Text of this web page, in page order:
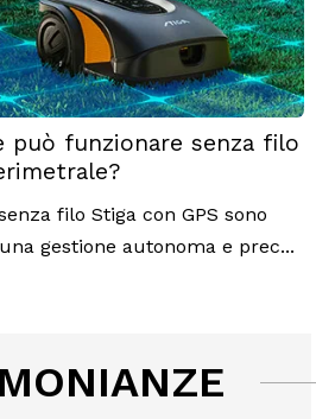
può funzionare senza filo
filo Stiga con GPS sono
gestione autonoma e prec...